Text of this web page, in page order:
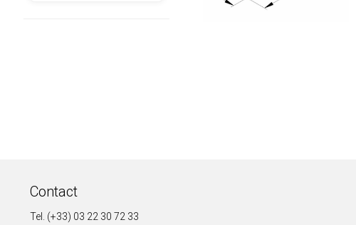
Contact
Tel. (+33) 03 22 30 72 33